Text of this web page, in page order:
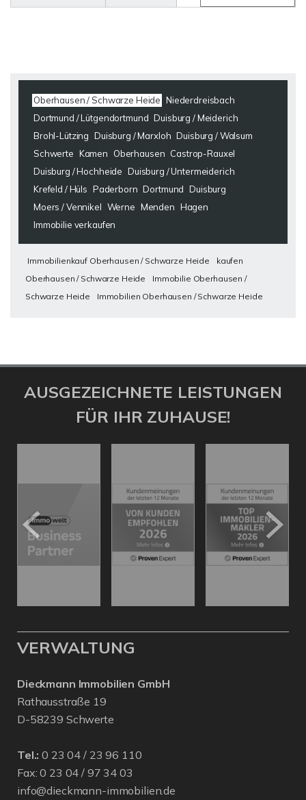
Oberhausen / Schwarze Heide Niederdreisbach
Dortmund / Lütgendortmund Duisburg / Meiderich
Brohl-Lützing Duisburg / Marxloh Duisburg / Walsum
Schwerte Kamen Oberhausen Castrop-Rauxel
Duisburg / Hochheide Duisburg / Untermeiderich
Krefeld / Hüls Paderborn Dortmund Duisburg
Moers / Vennikel Werne Menden Hagen
Immobilie verkaufen
Immobilienkauf Oberhausen / Schwarze Heide
kaufen
Oberhausen / Schwarze Heide
Immobilie Oberhausen /
Schwarze Heide
Immobilien Oberhausen / Schwarze Heide
AUSGEZEICHNETE LEISTUNGEN
FÜR IHR ZUHAUSE!
VERWALTUNG
Dieckmann Immobilien GmbH
Rathausstraße 19
D-58239 Schwerte
Tel.: 0 23 04 / 23 96 110
Fax: 0 23 04 / 97 34 03
info@dieckmann-immobilien.de